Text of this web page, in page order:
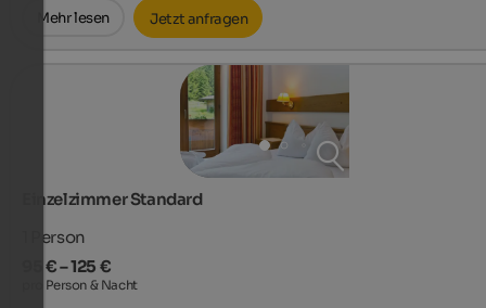
Mehr lesen Jetzt anfragen
Einzelzimmer Standard
Person
95 € – 125 €
pro Person & Nacht